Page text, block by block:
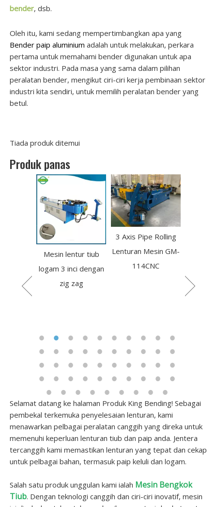
bender, dsb.
Oleh itu, kami sedang mempertimbangkan apa yang
Bender paip aluminium adalah untuk melakukan, perkara
pertama untuk memahami bender digunakan untuk apa
sektor industri. Pada masa yang sama dalam pilihan
peralatan bender, mengikut ciri-ciri kerja pembinaan sektor
industri kita sendiri, untuk memilih peralatan bender yang
betul.
Tiada produk ditemui
Produk panas
Mesin lentur tiub
logam 3 inci dengan
3 Axis Pipe Rolling
Lenturan Mesin GM-
Bender rolling
hidraulik mudah
Selamat datang ke halaman Produk King Bending! Sebagai
pembekal terkemuka penyelesaian lenturan, kami
menawarkan pelbagai peralatan canggih yang direka untuk
memenuhi keperluan lenturan tiub dan paip anda. Jentera
tercanggih kami memastikan lenturan yang tepat dan cekap
untuk pelbagai bahan, termasuk paip keluli dan logam.
Salah satu produk unggulan kami ialah Mesin Bengkok
Tiub. Dengan teknologi canggih dan ciri-ciri inovatif, mesin